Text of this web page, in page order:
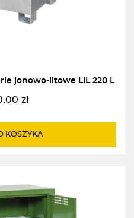
jonowo-litowe LIL 220 L
zł
KOSZYKA